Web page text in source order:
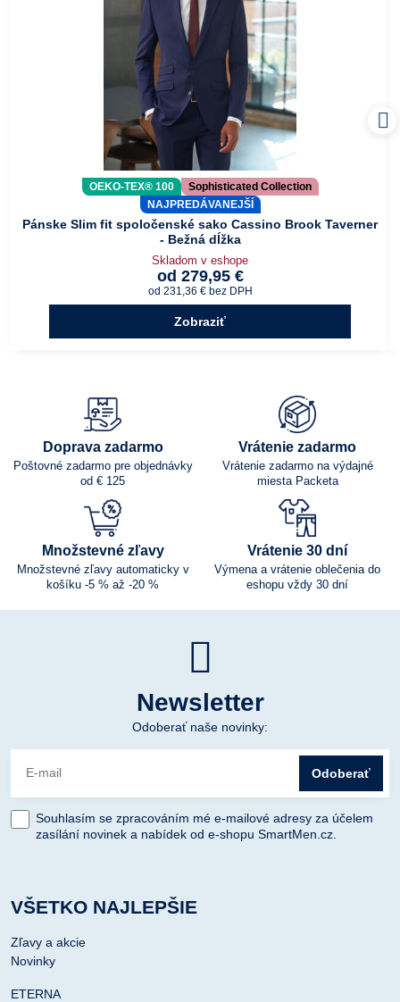
OEKO-TEX® 100
Sophisticated Collection
NAJPREDÁVANEJŠÍ
Pánske Slim fit spoločenské sako Cassino Brook Taverner
- Bežná dĺžka
Skladom v eshope
od 279,95 €
od 231,36 € bez DPH
Zobraziť
Doprava zadarmo
Poštovné zadarmo pre objednávky
od € 125
Vrátenie zadarmo
Vrátenie zadarmo na výdajné
miesta Packeta
Množstevné zľavy
Množstevné zľavy automaticky v
košíku -5 % až -20 %
Vrátenie 30 dní
Výmena a vrátenie oblečenia do
eshopu vždy 30 dní
Newsletter
Odoberať naše novinky:
Odoberať
Souhlasím se zpracováním mé e-mailové adresy za účelem
zasílání novinek a nabídek od e-shopu SmartMen.cz.
VŠETKO NAJLEPŠIE
Zľavy a akcie
Novinky
ETERNA